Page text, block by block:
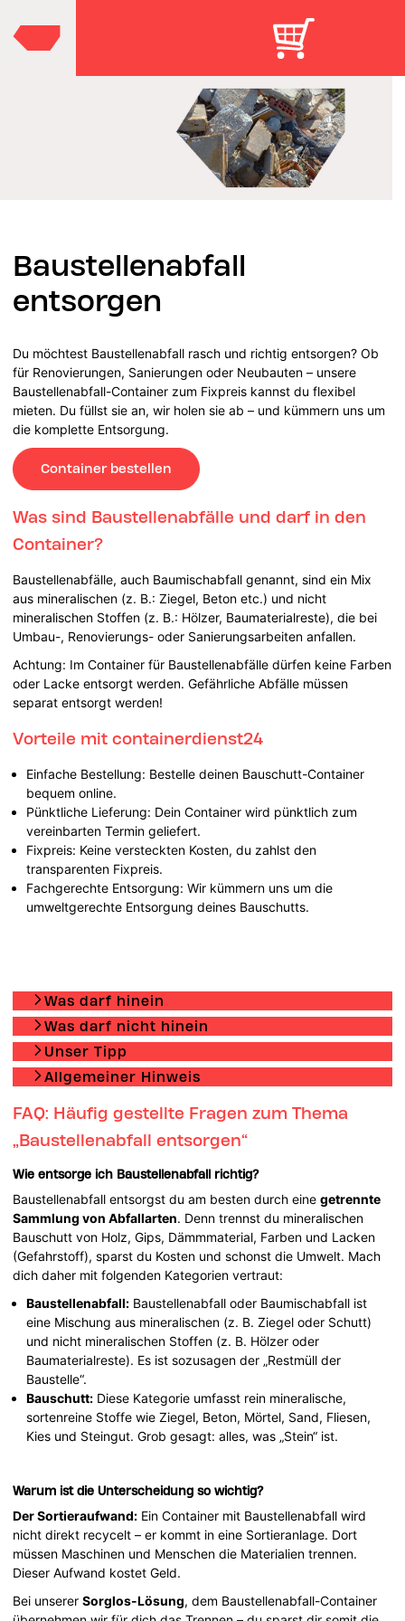
Baustellenabfall
entsorgen
Du möchtest Baustellenabfall rasch und richtig entsorgen? Ob
für Renovierungen, Sanierungen oder Neubauten – unsere
Baustellenabfall-Container zum Fixpreis kannst du flexibel
mieten. Du füllst sie an, wir holen sie ab – und kümmern uns um
die komplette Entsorgung.
Container bestellen
Was sind Baustellenabfälle und darf in den
Container?
Baustellenabfälle, auch Baumischabfall genannt, sind ein Mix
aus mineralischen (z. B.: Ziegel, Beton etc.) und nicht
mineralischen Stoffen (z. B.: Hölzer, Baumaterialreste), die bei
Umbau-, Renovierungs- oder Sanierungsarbeiten anfallen.
Achtung: Im Container für Baustellenabfälle dürfen keine Farben
oder Lacke entsorgt werden. Gefährliche Abfälle müssen
separat entsorgt werden!
Vorteile mit containerdienst24
Einfache Bestellung: Bestelle deinen Bauschutt-Container
bequem online.
Pünktliche Lieferung: Dein Container wird pünktlich zum
vereinbarten Termin geliefert.
Fixpreis: Keine versteckten Kosten, du zahlst den
transparenten Fixpreis.
Fachgerechte Entsorgung: Wir kümmern uns um die
umweltgerechte Entsorgung deines Bauschutts.
Was darf hinein
Was darf nicht hinein
Unser Tipp
Allgemeiner Hinweis
FAQ: Häufig gestellte Fragen zum Thema
„Baustellenabfall entsorgen“
Wie entsorge ich Baustellenabfall richtig?
Baustellenabfall entsorgst du am besten durch einegetrennte
Sammlung von Abfallarten. Denn trennst du mineralischen
Bauschutt von Holz, Gips, Dämmmaterial, Farben und Lacken
(Gefahrstoff), sparst du Kosten und schonst die Umwelt. Mach
dich daher mit folgenden Kategorien vertraut:
Baustellenabfall: Baustellenabfall oder Baumischabfall ist
eine Mischung aus mineralischen (z. B. Ziegel oder Schutt)
und nicht mineralischen Stoffen (z. B. Hölzer oder
Baumaterialreste). Es ist sozusagen der „Restmüll der
Baustelle“.
Bauschutt: Diese Kategorie umfasst rein mineralische,
sortenreine Stoffe wie Ziegel, Beton, Mörtel, Sand, Fliesen,
Kies und Steingut. Grob gesagt: alles, was „Stein“ ist.
Warum ist die Unterscheidung so wichtig?
Der Sortieraufwand: Ein Container mit Baustellenabfall wird
nicht direkt recycelt – er kommt in eine Sortieranlage. Dort
müssen Maschinen und Menschen die Materialien trennen.
Dieser Aufwand kostet Geld.
Bei unsererSorglos-Lösung, dem Baustellenabfall-Container